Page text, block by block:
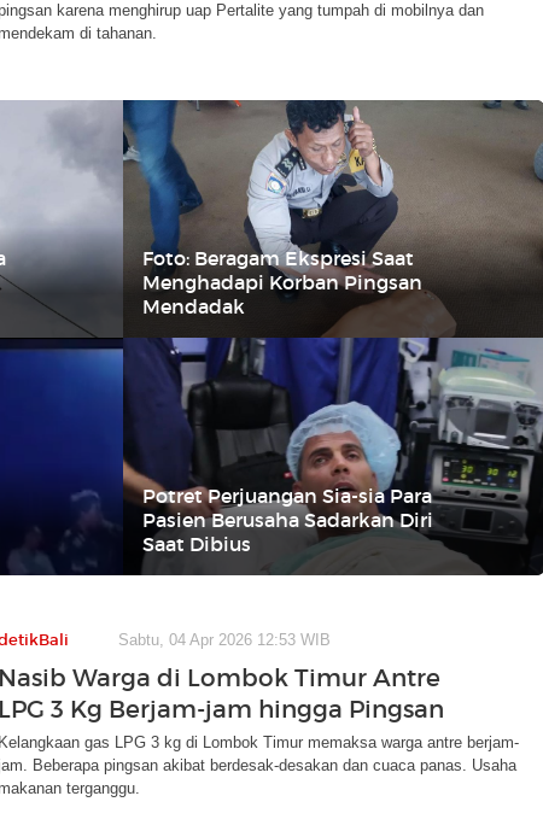
karena menghirup uap Pertalite yang tumpah di mobilnya dan
mendekam di tahanan.
Foto: Beragam Ekspresi Saat
Menghadapi Korban Pingsan
Mendadak
Potret Perjuangan Sia-sia Para
Pasien Berusaha Sadarkan Diri
Saat Dibius
Sabtu, 04 Apr 2026 12:53 WIB
Nasib Warga di Lombok Timur Antre
LPG 3 Kg Berjam-jam hingga Pingsan
Kelangkaan gas LPG 3 kg di Lombok Timur memaksa warga antre berjam-
Beberapa pingsan akibat berdesak-desakan dan cuaca panas. Usaha
makanan terganggu.